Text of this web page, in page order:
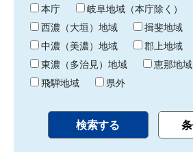
わ
り
本庁
岐阜地域（本庁除く）
西濃（大垣）地域
揖斐地域
中濃（美濃）地域
郡上地域
東濃（多治見）地域
恵那地域
飛騨地域
県外